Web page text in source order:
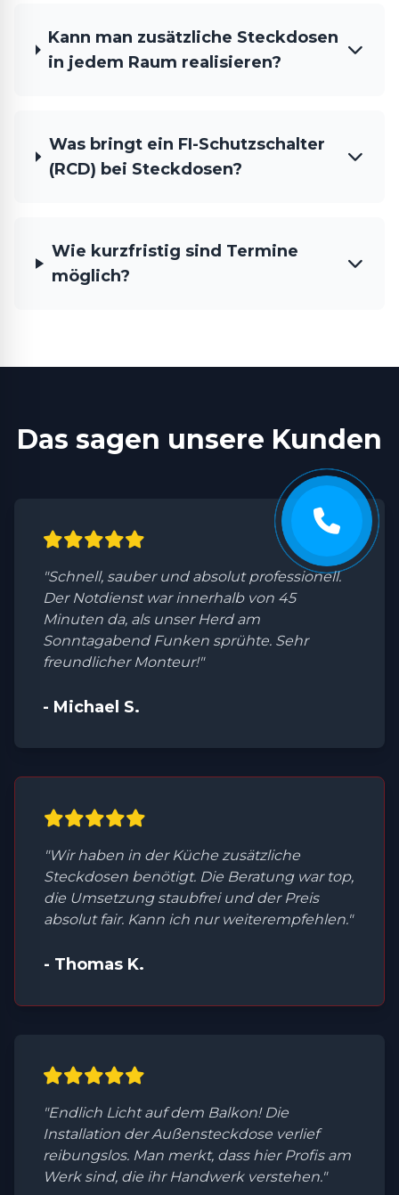
Kann man zusätzliche Steckdosen
in jedem Raum realisieren?
Was bringt ein FI-Schutzschalter
(RCD) bei Steckdosen?
Wie kurzfristig sind Termine
möglich?
Das sagen unsere Kunden
"Schnell, sauber und absolut professionell.
Der Notdienst war innerhalb von 45
Minuten da, als unser Herd am
Sonntagabend Funken sprühte. Sehr
freundlicher Monteur!"
- Michael S.
"Wir haben in der Küche zusätzliche
Steckdosen benötigt. Die Beratung war top,
die Umsetzung staubfrei und der Preis
absolut fair. Kann ich nur weiterempfehlen."
- Thomas K.
"Endlich Licht auf dem Balkon! Die
Installation der Außensteckdose verlief
reibungslos. Man merkt, dass hier Profis am
Werk sind, die ihr Handwerk verstehen."